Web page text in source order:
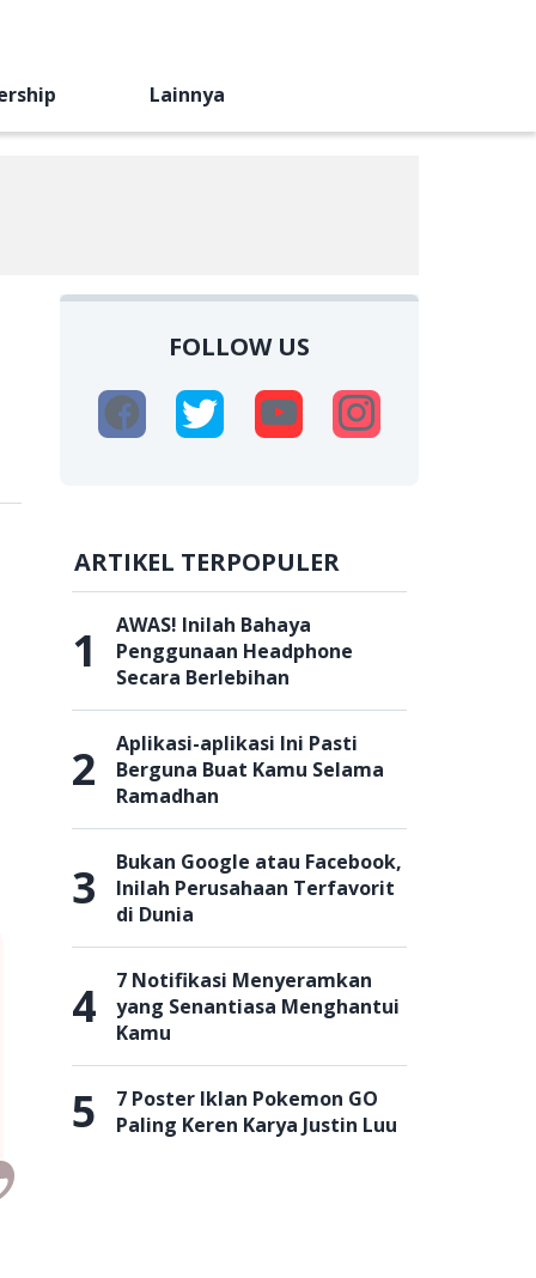
Lainnya
FOLLOW US
ARTIKEL TERPOPULER
1
AWAS! Inilah Bahaya
Penggunaan Headphone
Secara Berlebihan
2
Aplikasi-aplikasi Ini Pasti
Berguna Buat Kamu Selama
Ramadhan
3
Bukan Google atau Facebook,
Inilah Perusahaan Terfavorit
di Dunia
4
7 Notifikasi Menyeramkan
yang Senantiasa Menghantui
Kamu
5
7 Poster Iklan Pokemon GO
Paling Keren Karya Justin Luu